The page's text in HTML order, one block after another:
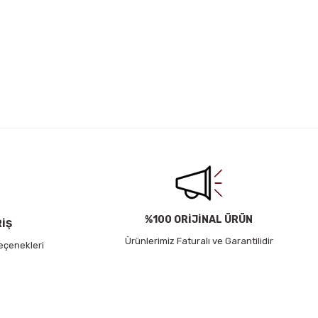
%100 ORİJİNAL ÜRÜN
Ürünlerimiz Faturalı ve Garantilidir